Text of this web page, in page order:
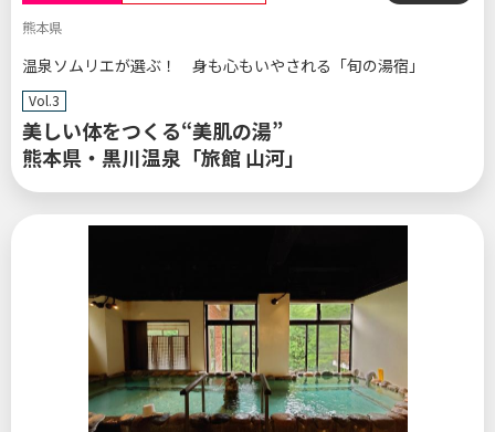
熊本県
温泉ソムリエが選ぶ！ 身も心もいやされる「旬の湯宿」
Vol.3
美しい体をつくる“美肌の湯”
熊本県・黒川温泉「旅館 山河」